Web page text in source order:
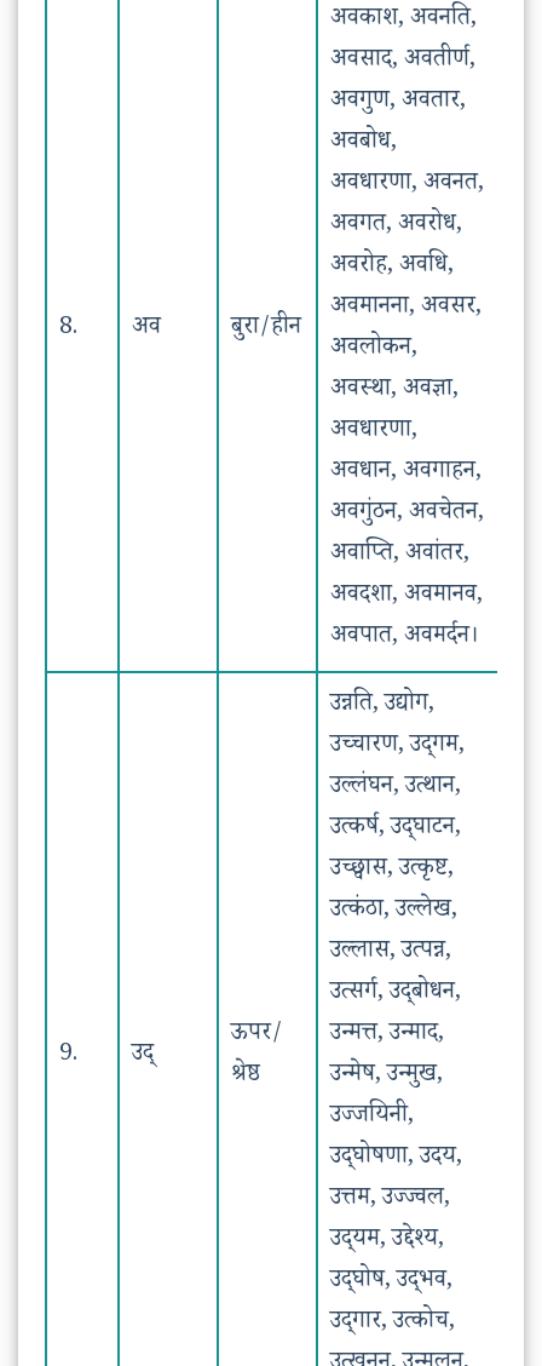
8. अव बुरा/हीन
अवकाश, अवनति,
अवसाद, अवतीर्ण,
अवगुण, अवतार,
अवबोध,
अवधारणा, अवनत,
अवगत, अवरोध,
अवरोह, अवधि,
अवमानना, अवसर,
अवलोकन,
अवस्था, अवज्ञा,
अवधारणा,
अवधान, अवगाहन,
अवगुंठन, अवचेतन,
अवाप्ति, अवांतर,
अवदशा, अवमानव,
अवपात, अवमर्दन।
9. उद्
ऊपर/
श्रेष्ठ
उन्नति, उद्योग,
उच्चारण, उद्‌गम,
उल्लंघन, उत्थान,
उत्कर्ष, उद्‌घाटन,
उच्छ्वास, उत्कृष्ट,
उत्कंठा, उल्लेख,
उल्लास, उत्पन्न,
उत्सर्ग, उद्‌बोधन,
उन्मत्त, उन्माद,
उन्मेष, उन्मुख,
उज्जयिनी,
उद्‌घोषणा, उदय,
उत्तम, उज्ज्वल,
उद्‌यम, उद्देश्य,
उद्‌घोष, उद्‌भव,
उद्‌गार, उत्कोच,